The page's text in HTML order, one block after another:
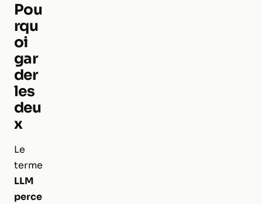
Pou
rqu
oi
gar
der
les
deu
x
Le
terme
LLM
perce